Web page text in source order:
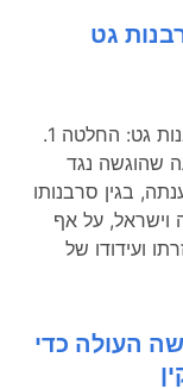
גט
להלן החלטה בנושא אחריות בנזיקין - סרבנות גט: החלטה 1.
שהוגשה נגד
בגין סרבנותו
משה וישראל, על אף
ועידודו של
העולה כדי